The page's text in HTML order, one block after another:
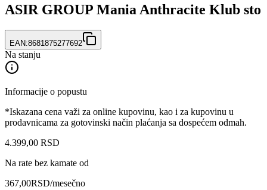
ASIR GROUP Mania Anthracite Klub sto
EAN:8681875277692
Na stanju
Informacije o popustu
*Iskazana cena važi za online kupovinu, kao i za kupovinu u
prodavnicama za gotovinski način plaćanja sa dospećem odmah.
4.399,00 RSD
Na rate bez kamate od
367,00RSD/mesečno